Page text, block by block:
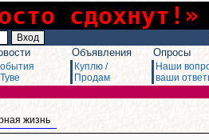
сдохнут!»
Объявления
Куплю /
Продам
Опросы
Наши
ваши
жизнь